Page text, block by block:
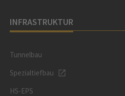
INFRASTRUKTUR
Tunnelbau
Spezialtiefbau
HS-EPS